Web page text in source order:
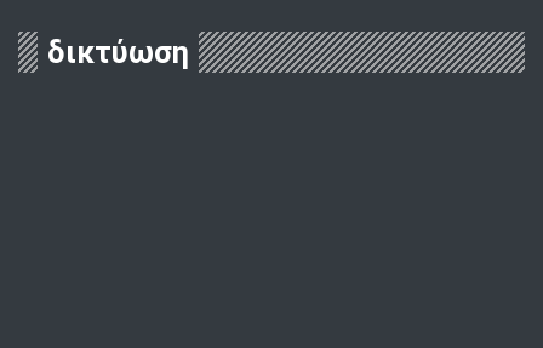
δικτύωση